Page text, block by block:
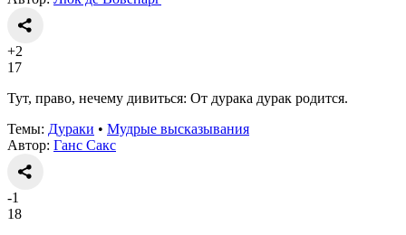
+2
17
Тут, право, нечему дивиться: От дурака дурак родится.
Темы: Дураки • Мудрые высказывания
Автор: Ганс Сакс
-1
18